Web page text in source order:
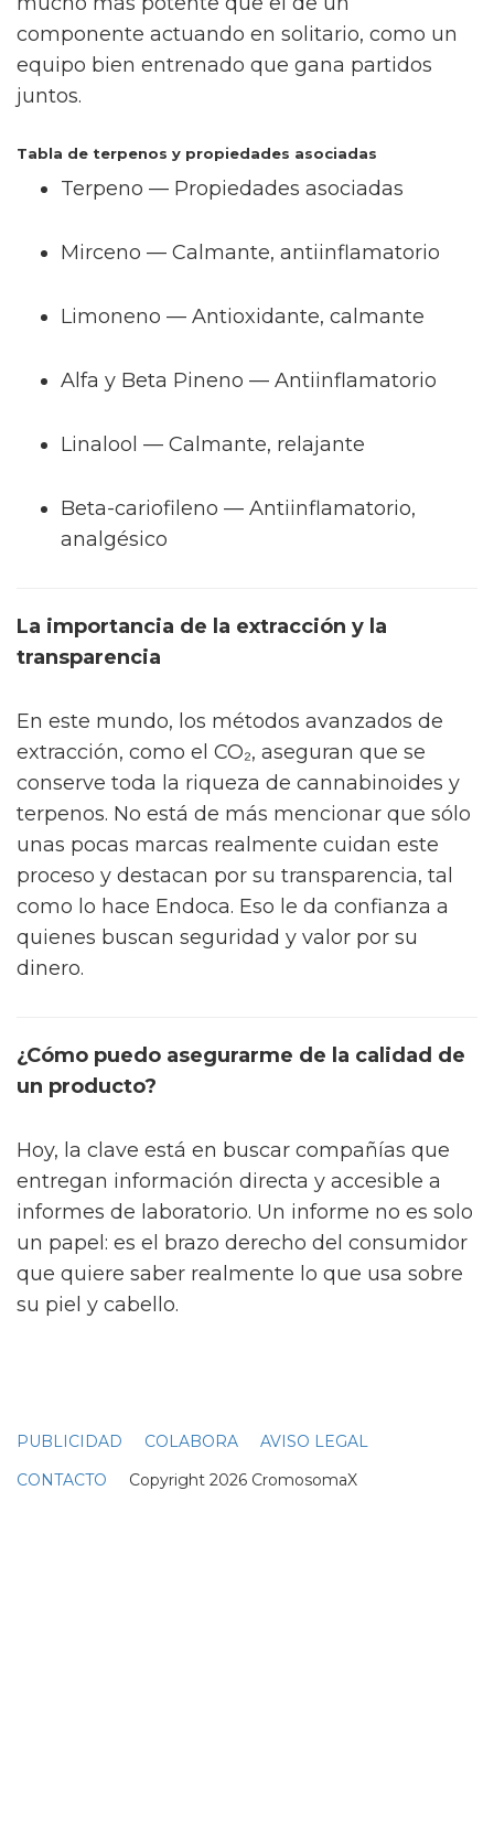
componente actuando en solitario, como un
equipo bien entrenado que gana partidos
juntos.
Tabla de terpenos y propiedades asociadas
Terpeno — Propiedades asociadas
Mirceno — Calmante, antiinflamatorio
Limoneno — Antioxidante, calmante
Alfa y Beta Pineno — Antiinflamatorio
Linalool — Calmante, relajante
Beta-cariofileno — Antiinflamatorio,
analgésico
La importancia de la extracción y la
transparencia
En este mundo, los métodos avanzados de
extracción, como el CO₂, aseguran que se
conserve toda la riqueza de cannabinoides y
terpenos. No está de más mencionar que sólo
unas pocas marcas realmente cuidan este
proceso y destacan por su transparencia, tal
como lo hace Endoca. Eso le da confianza a
quienes buscan seguridad y valor por su
dinero.
¿Cómo puedo asegurarme de la calidad de
un producto?
Hoy, la clave está en buscar compañías que
entregan información directa y accesible a
informes de laboratorio. Un informe no es solo
un papel: es el brazo derecho del consumidor
que quiere saber realmente lo que usa sobre
su piel y cabello.
PUBLICIDAD COLABORA
AVISO LEGAL
CONTACTO Copyright 2026 CromosomaX